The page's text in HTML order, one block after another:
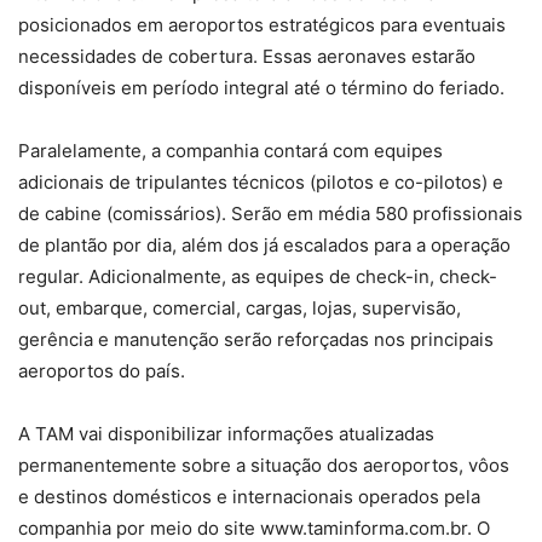
posicionados em aeroportos estratégicos para eventuais
necessidades de cobertura. Essas aeronaves estarão
disponíveis em período integral até o término do feriado.
Paralelamente, a companhia contará com equipes
adicionais de tripulantes técnicos (pilotos e co-pilotos) e
de cabine (comissários). Serão em média 580 profissionais
de plantão por dia, além dos já escalados para a operação
regular. Adicionalmente, as equipes de check-in, check-
out, embarque, comercial, cargas, lojas, supervisão,
gerência e manutenção serão reforçadas nos principais
aeroportos do país.
A TAM vai disponibilizar informações atualizadas
permanentemente sobre a situação dos aeroportos, vôos
e destinos domésticos e internacionais operados pela
companhia por meio do site www.taminforma.com.br. O